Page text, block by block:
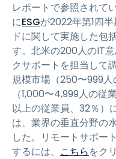
レポートで参照されて
にESGが2022年第1四
ドに関して実施した包
す。北米の200人のIT
クサポートを担当して
規模市場（250〜999
（1,000〜4,999人の
以上の従業員、32％）
は、業界の垂直分野の
した。リモートサポー
するには、 こちらをク